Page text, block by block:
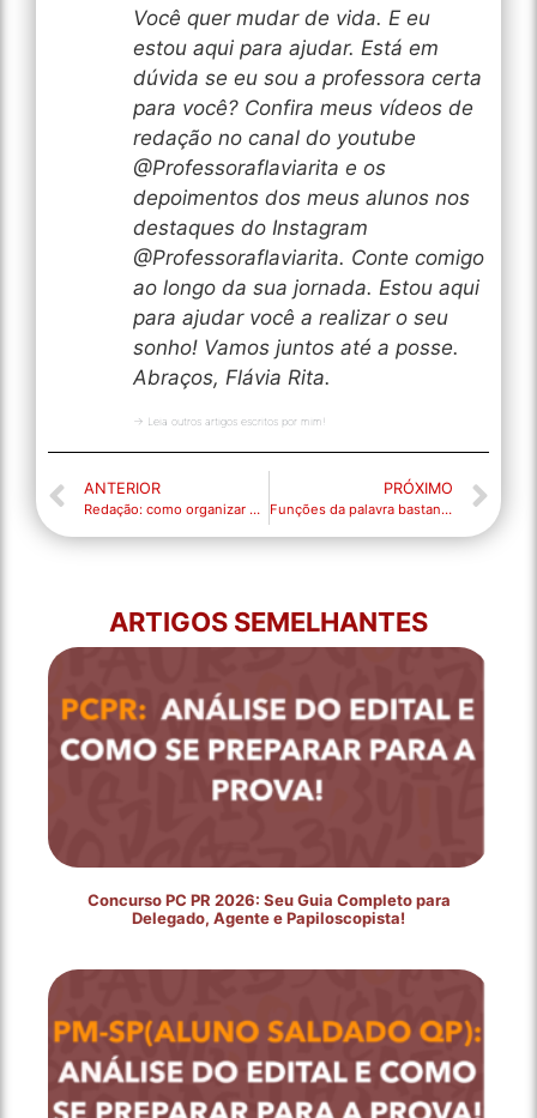
Você quer mudar de vida. E eu
estou aqui para ajudar. Está em
dúvida se eu sou a professora certa
para você? Confira meus vídeos de
redação no canal do youtube
@Professoraflaviarita e os
depoimentos dos meus alunos nos
destaques do Instagram
@Professoraflaviarita. Conte comigo
ao longo da sua jornada. Estou aqui
para ajudar você a realizar o seu
sonho! Vamos juntos até a posse.
Abraços, Flávia Rita.
→ Leia outros artigos escritos por mim!
ANTERIOR
Redação: como organizar o tempo?
PRÓXIMO
Funções da palavra bastante
ARTIGOS SEMELHANTES
Concurso PC PR 2026: Seu Guia Completo para
Delegado, Agente e Papiloscopista!